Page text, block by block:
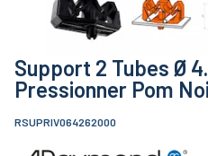
Support 2 Tubes Ø
Pressionner Pom
RSUPRIV064262000